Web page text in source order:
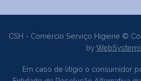
CSH - Comércio Serviço Higiene ©
by
Em caso de litígio o consumidor